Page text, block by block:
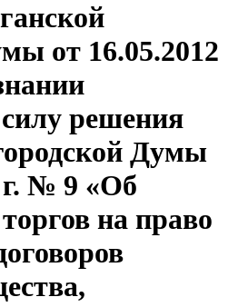
от 16.05.2012
решения
Думы
г. № 9 «Об
на право